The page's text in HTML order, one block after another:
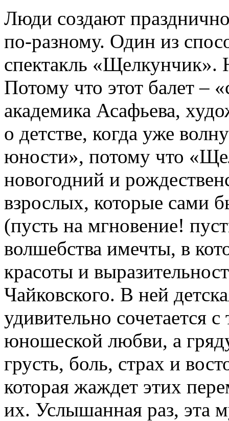
Люди создают
по-разному. Один из
спектакль
Потому что этот балет –
академика Асафьева,
о детстве, когда уже
юности», потому что
новогодний и
взрослых, которые сами
(пусть на мгновение!
волшебства имечты, в
красоты и
Чайковского. В ней
удивительно сочетается
юношеской любви, а
грусть, боль, страх и
которая жаждет этих
их. Услышанная раз, эта